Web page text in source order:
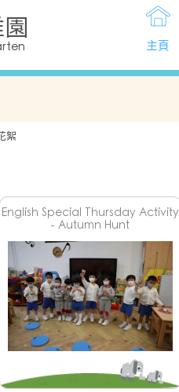
主頁
絮
English Special Thursday Activity
- Autumn Hunt